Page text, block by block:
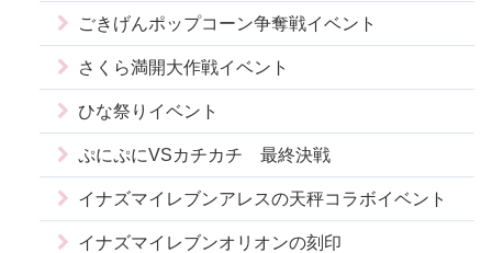
ごきげんポップコーン争奪戦イベント
さくら満開大作戦イベント
ひな祭りイベント
ぷにぷにVSカチカチ 最終決戦
イナズマイレブンアレスの天秤コラボイベント
イナズマイレブンオリオンの刻印